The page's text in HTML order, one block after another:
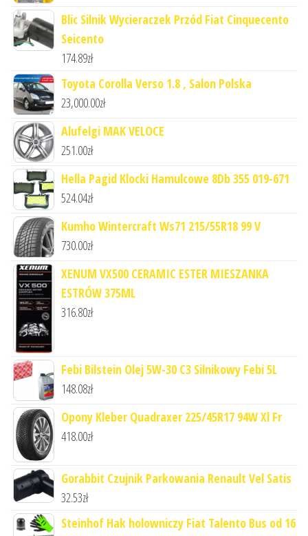
Blic Silnik Wycieraczek Przód Fiat Cinquecento
Seicento
174.89zł
Toyota Corolla Verso 1.8 , Salon Polska
23,000.00zł
Alufelgi MAK VELOCE
251.00zł
Hella Pagid Klocki Hamulcowe 8Db 355 019-671
524.04zł
Kumho Wintercraft Ws71 215/55R18 99 V
730.00zł
XENUM VX500 CERAMIC ESTER MIESZANKA
ESTRÓW 375ML
316.80zł
Febi Bilstein Olej 5W-30 C3 Silnikowy Febi 5L
148.08zł
Opony Kleber Quadraxer 225/45R17 94W Xl Fr
418.00zł
Gorabbit Czujnik Parkowania Renault Vel Satis
32.53zł
Steinhof Hak holowniczy Fiat Talento Bus od 16